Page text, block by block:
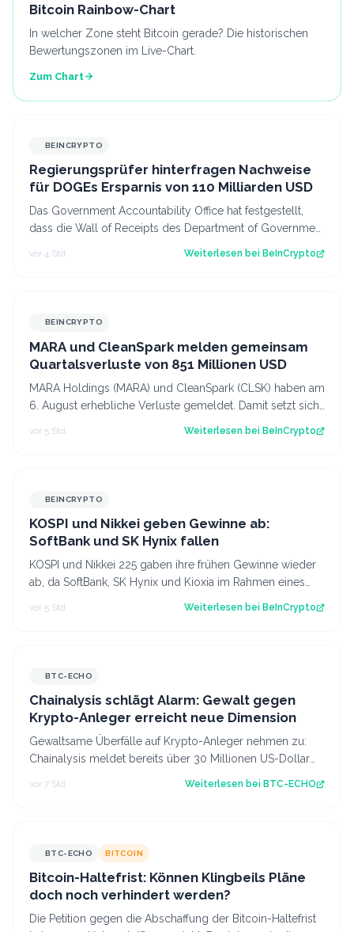
Bitcoin Rainbow-Chart
In welcher Zone steht Bitcoin gerade? Die historischen
Bewertungszonen im Live-Chart.
Zum Chart
BEINCRYPTO
Regierungsprüfer hinterfragen Nachweise
für DOGEs Ersparnis von 110 Milliarden USD
Das Government Accountability Office hat festgestellt,
dass die Wall of Receipts des Department of Government
vor 4 Std. Weiterlesen bei BeInCrypto
BEINCRYPTO
MARA und CleanSpark melden gemeinsam
Quartalsverluste von 851 Millionen USD
MARA Holdings (MARA) und CleanSpark (CLSK) haben am
6. August erhebliche Verluste gemeldet. Damit setzt sich
vor 5 Std. Weiterlesen bei BeInCrypto
BEINCRYPTO
KOSPI und Nikkei geben Gewinne ab:
SoftBank und SK Hynix fallen
KOSPI und Nikkei 225 gaben ihre frühen Gewinne wieder
ab, da SoftBank, SK Hynix und Kioxia im Rahmen eines
vor 5 Std. Weiterlesen bei BeInCrypto
BTC-ECHO
Chainalysis schlägt Alarm: Gewalt gegen
Krypto-Anleger erreicht neue Dimension
Gewaltsame Überfälle auf Krypto-Anleger nehmen zu:
Chainalysis meldet bereits über 30 Millionen US-Dollar
Beute im ersten Halbjahr 2026. Sou…
vor 7 Std. Weiterlesen bei BTC-ECHO
BTC-ECHO BITCOIN
Bitcoin-Haltefrist: Können Klingbeils Pläne
doch noch verhindert werden?
Die Petition gegen die Abschaffung der Bitcoin-Haltefrist